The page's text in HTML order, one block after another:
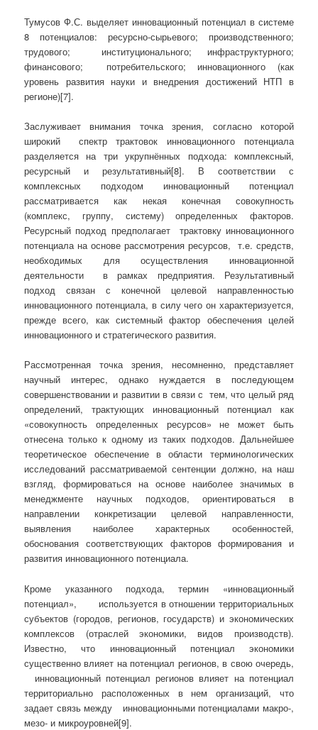
Тумусов Ф.С. выделяет инновационный потенциал в системе
8 потенциалов: ресурсно-сырьевого; производственного;
трудового; институционального; инфраструктурного;
финансового; потребительского; инновационного (как
уровень развития науки и внедрения достижений НТП в
регионе)[7].
Заслуживает внимания точка зрения, согласно которой
широкий спектр трактовок инновационного потенциала
разделяется на три укрупнённых подхода: комплексный,
ресурсный и результативный[8]. В соответствии с
комплексных подходом инновационный потенциал
рассматривается как некая конечная совокупность
(комплекс, группу, систему) определенных факторов.
Ресурсный подход предполагает трактовку инновационного
потенциала на основе рассмотрения ресурсов, т.е. средств,
необходимых для осуществления инновационной
деятельности в рамках предприятия. Результативный
подход связан с конечной целевой направленностью
инновационного потенциала, в силу чего он характеризуется,
прежде всего, как системный фактор обеспечения целей
инновационного и стратегического развития.
Рассмотренная точка зрения, несомненно, представляет
научный интерес, однако нуждается в последующем
совершенствовании и развитии в связи с тем, что целый ряд
определений, трактующих инновационный потенциал как
«совокупность определенных ресурсов» не может быть
отнесена только к одному из таких подходов. Дальнейшее
теоретическое обеспечение в области терминологических
исследований рассматриваемой сентенции должно, на наш
взгляд, формироваться на основе наиболее значимых в
менеджменте научных подходов, ориентироваться в
направлении конкретизации целевой направленности,
выявления наиболее характерных особенностей,
обоснования соответствующих факторов формирования и
развития инновационного потенциала.
Кроме указанного подхода, термин «инновационный
потенциал», используется в отношении территориальных
субъектов (городов, регионов, государств) и экономических
комплексов (отраслей экономики, видов производств).
Известно, что инновационный потенциал экономики
существенно влияет на потенциал регионов, в свою очередь,
инновационный потенциал регионов влияет на потенциал
территориально расположенных в нем организаций, что
задает связь между инновационными потенциалами макро-,
мезо- и микроуровней[9].